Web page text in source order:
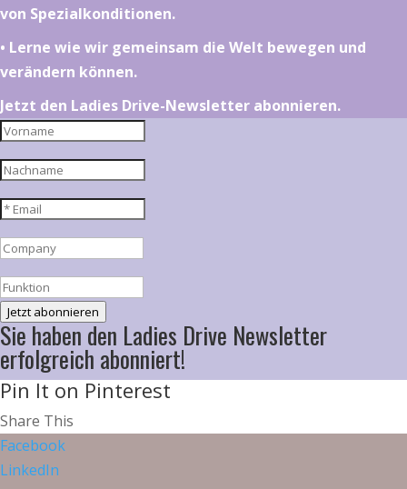
von Spezialkonditionen.
•⁠ ⁠⁠Lerne wie wir gemeinsam die Welt bewegen und
verändern können.
Jetzt den Ladies Drive-Newsletter abonnieren.
Jetzt abonnieren
Sie haben den Ladies Drive Newsletter
erfolgreich abonniert!
Pin It on Pinterest
Share This
Facebook
LinkedIn